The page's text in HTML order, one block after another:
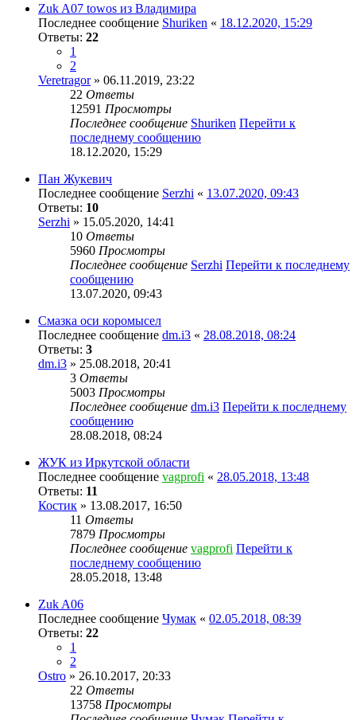
Zuk A07 towos из Владимира
Последнее сообщение Shuriken « 18.12.2020, 15:29
Ответы: 22
1
2
Veretragor» 06.11.2019, 23:22
22 Ответы
12591 Просмотры
Последнее сообщение Shuriken Перейти к
последнему сообщению
18.12.2020, 15:29
Пан Жукевич
Последнее сообщение Serzhi « 13.07.2020, 09:43
Ответы: 10
Serzhi » 15.05.2020, 14:41
10 Ответы
5960 Просмотры
Последнее сообщение Serzhi Перейти к последнему
сообщению
13.07.2020, 09:43
Смазка оси коромысел
Последнее сообщение dm.i3 « 28.08.2018, 08:24
Ответы: 3
dm.i3 » 25.08.2018, 20:41
3 Ответы
5003 Просмотры
Последнее сообщение dm.i3 Перейти к последнему
сообщению
28.08.2018, 08:24
ЖУК из Иркутской области
Последнее сообщение vagprofi « 28.05.2018, 13:48
Ответы: 11
Костик » 13.08.2017, 16:50
11 Ответы
7879 Просмотры
Последнее сообщение vagprofi Перейти к
последнему сообщению
28.05.2018, 13:48
Zuk A06
Последнее сообщение Чумак « 02.05.2018, 08:39
Ответы: 22
1
2
Ostro » 26.10.2017, 20:33
22 Ответы
13758 Просмотры